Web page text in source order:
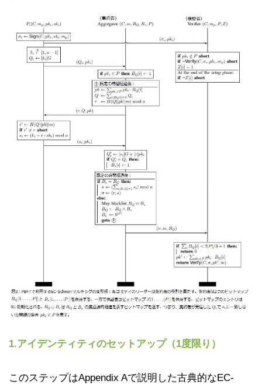
1.アイデンティティのセットアップ（1度限り）
このステップはAppendix Aで説明した古典的なEC-